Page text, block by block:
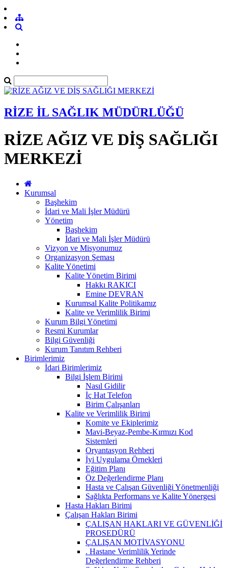
RİZE İL SAĞLIK MÜDÜRLÜĞÜ
RİZE AĞIZ VE DİŞ SAĞLIĞI
MERKEZİ
Kurumsal
Başhekim
İdari ve Mali İşler Müdürü
Yönetim
Başhekim
İdari ve Mali İşler Müdürü
Vizyon ve Misyonumuz
Organizasyon Şeması
Kalite Yönetimi
Kalite Yönetim Birimi
Hakkı RAKICI
Emine DEVRAN
Kurumsal Kalite Politikamız
Kalite ve Verimlilik Birimi
Kurum Bilgi Yönetimi
Resmi Kurumlar
Bilgi Güvenliği
Kurum Tanıtım Rehberi
Birimlerimiz
İdari Birimlerimiz
Bilgi İşlem Birimi
Nasıl Gidilir
İç Hat Telefon
Birim Çalışanları
Kalite ve Verimlilik Birimi
Komite ve Ekiplerimiz
Mavi-Beyaz-Pembe-Kırmızı Kod
Sistemleri
Oryantasyon Rehberi
İyi Uygulama Örnekleri
Eğitim Planı
Öz Değerlendirme Planı
Hasta ve Çalışan Güvenliği Yönetmenliği
Sağlıkta Performans ve Kalite Yönergesi
Hasta Hakları Birimi
Çalışan Hakları Birimi
ÇALIŞAN HAKLARI VE GÜVENLİĞİ
PROSEDÜRÜ
ÇALIŞAN MOTİVASYONU
. Hastane Verimlilik Yerinde
Değerlendirme Rehberi